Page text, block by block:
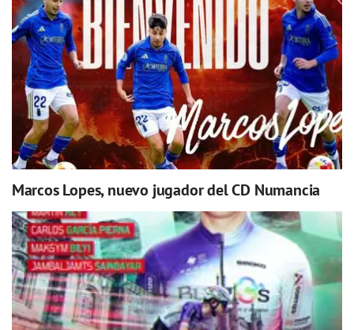
Marcos Lopes, nuevo jugador del CD Numancia